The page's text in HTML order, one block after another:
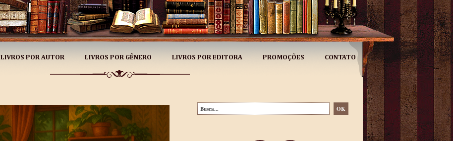
LIVROS POR AUTOR LIVROS POR GÊNERO LIVROS POR EDITORA PROMOÇÕES CONTATO